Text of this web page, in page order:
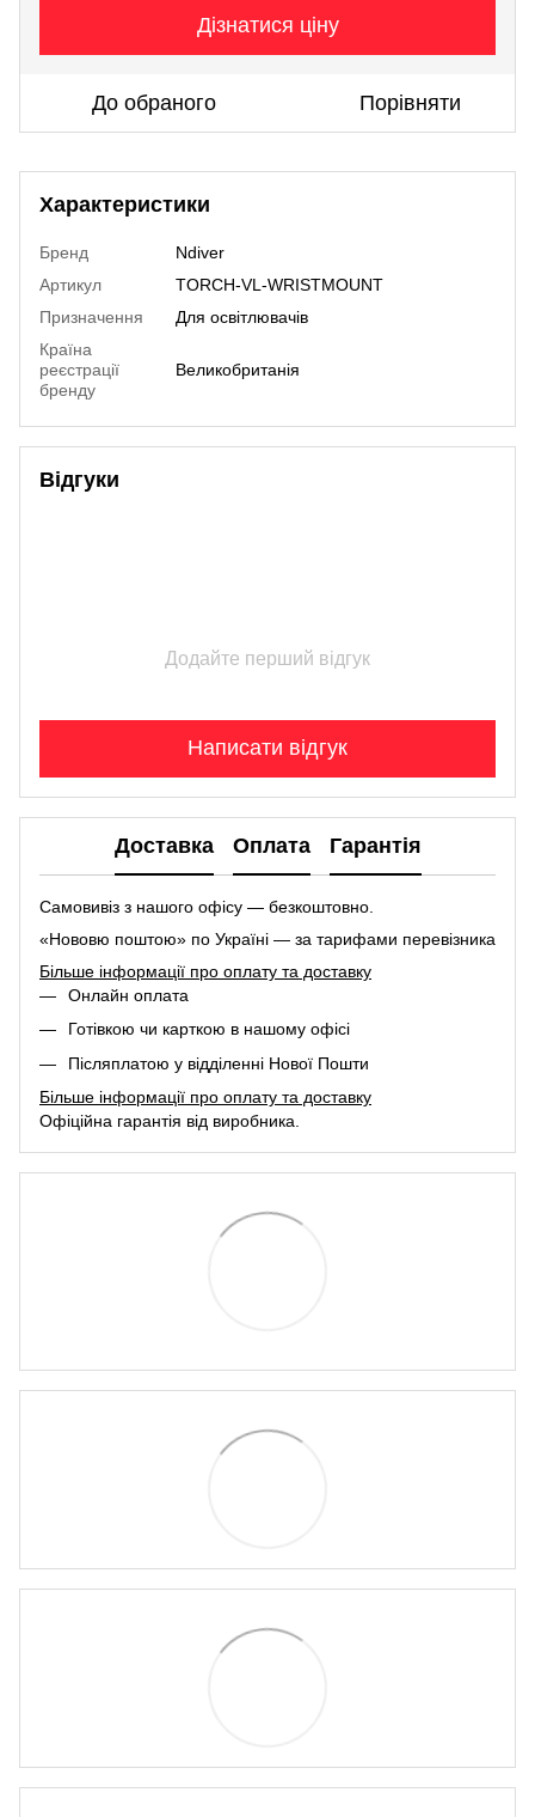
Дізнатися ціну
До обраного Порівняти
Характеристики
Бренд
Ndiver
Артикул
TORCH-VL-WRISTMOUNT
Призначення
Для освітлювачів
Країна
реєстрації
бренду
Великобританія
Відгуки
Додайте перший відгук
Написати відгук
Доставка Оплата Гарантія
Самовивіз з нашого офісу — безкоштовно.
«Нововю поштою» по Україні — за тарифами перевізника
Більше інформації про оплату та доставку
Онлайн оплата
Готівкою чи карткою в нашому офісі
Післяплатою у відділенні Нової Пошти
Більше інформації про оплату та доставку
Офіційна гарантія від виробника.